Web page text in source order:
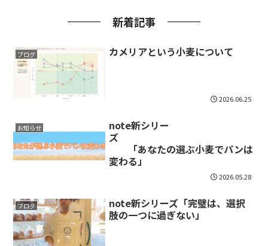
新着記事
ブログ カメリアという小麦について
2026.06.25
お知らせ
note新シリー
ズ
「あなたの選ぶ小麦でパンは
変わる」
2026.05.28
ブログ
note新シリーズ「完璧は、選択
肢の一つに過ぎない」